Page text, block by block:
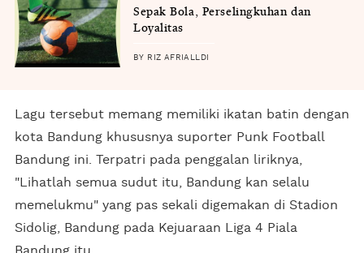
Sepak Bola, Perselingkuhan dan
Loyalitas
BY RIZ AFRIALLDI
Lagu tersebut memang memiliki ikatan batin dengan
kota Bandung khususnya suporter Punk Football
Bandung ini. Terpatri pada penggalan liriknya,
"Lihatlah semua sudut itu, Bandung kan selalu
memelukmu" yang pas sekali digemakan di Stadion
Sidolig, Bandung pada Kejuaraan Liga 4 Piala
Bandung itu.